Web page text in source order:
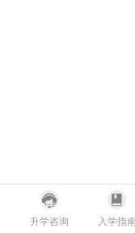
升学咨询 入学指南